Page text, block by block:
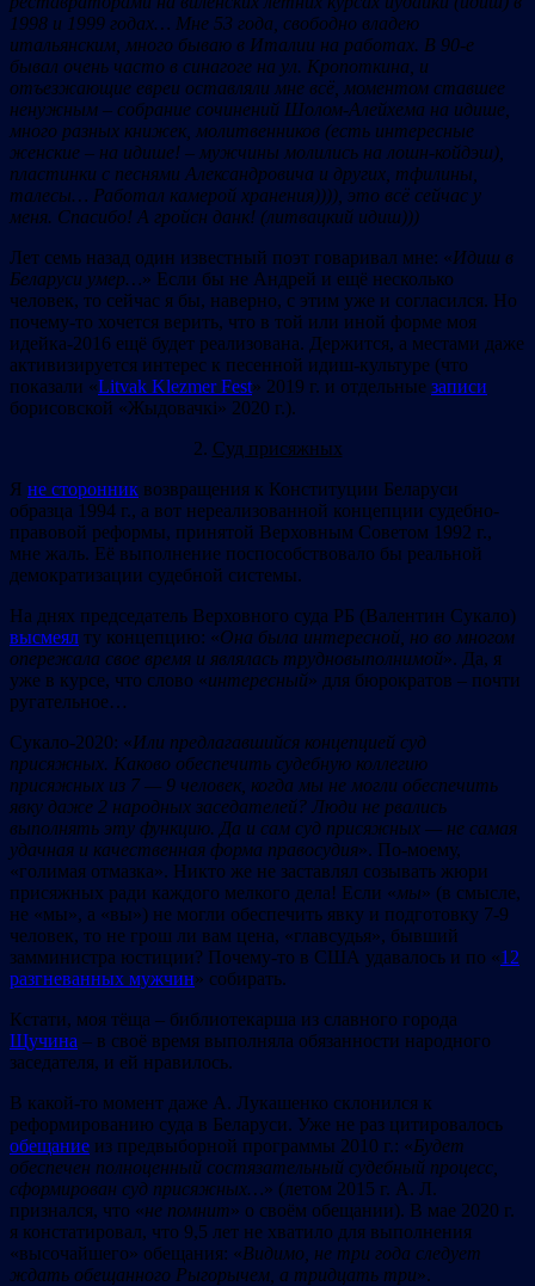
1998 и 1999 годах… Мне 53 года , свободно владею
итальянским, много бываю в Италии на работах. В 90-е
бывал очень часто в синагоге на ул. Кропоткина, и
отъезжающие евреи оставляли мне всё, моментом ставшее
ненужным – собрание сочинений Шолом-Алейхема на идише,
много разных книжек, молитвенников (есть интересные
женские – на идише! – мужчины молились на лошн-койдэш),
пластинки с песнями Александровича и других, тфилины,
талесы… Работал камерой хранения)))), это всё сейчас у
меня. Спасибо! А гройсн данк! (литвацкий идиш)))
Лет семь назад один известный поэт говаривал мне: «Идиш в
Беларуси умер…» Если бы не Андрей и ещё несколько
человек, то сейчас я бы, наверно, с этим уже и согласился. Но
почему-то хочется верить, что в той или иной форме моя
идейка-2016 ещё будет реализована. Держится, а местами даже
активизируется интерес к песенной идиш-культуре (что
показали «Litvak Klezmer Fest» 2019 г. и отдельные записи
борисовской «Жыдовачкі» 2020 г.).
2. Суд присяжных
Я не сторонник возвращения к Конституции Беларуси
образца 1994 г., а вот нереализованной концепции судебно-
правовой реформы, принятой Верховным Советом 1992 г.,
мне жаль. Её выполнение поспособствовало бы реальной
демократизации судебной системы.
На днях председатель Верховного суда РБ (Валентин Сукало)
высмеял ту концепцию: «Она была интересной, но во многом
опережала свое время и являлась трудновыполнимой». Да, я
уже в курсе, что слово «интересный» для бюрократов – почти
ругательное…
Сукало-2020: «Или предлагавшийся концепцией суд
присяжных. Каково обеспечить судебную коллегию
присяжных из 7 — 9 человек, когда мы не могли обеспечить
явку даже 2 народных заседателей? Люди не рвались
выполнять эту функцию. Да и сам суд присяжных — не самая
удачная и качественная форма правосудия». По-моему,
«голимая отмазка». Никто же не заставлял созывать жюри
присяжных ради каждого мелкого дела! Если «мы» (в смысле,
не «мы», а «вы») не могли обеспечить явку и подготовку 7-9
человек, то не грош ли вам цена, «главсудья», бывший
замминистра юстиции? Почему-то в США удавалось и по «12
разгневанных мужчин» собирать.
Кстати, моя тёща – библиотекарша из славного города
Щучина – в своё время выполняла обязанности народного
заседателя, и ей нравилось.
В какой-то момент даже А. Лукашенко склонился к
реформированию суда в Беларуси. Уже не раз цитировалось
обещание из предвыборной программы 2010 г.: «Будет
обеспечен полноценный состязательный судебный процесс,
сформирован суд присяжных…» (летом 2015 г. А. Л.
признался, что «не помнит» о своём обещании). В мае 2020 г.
я констатировал, что 9,5 лет не хватило для выполнения
«высочайшего» обещания: «Видимо, не три года следует
ждать обещанного Рыгорычем, а тридцать три».